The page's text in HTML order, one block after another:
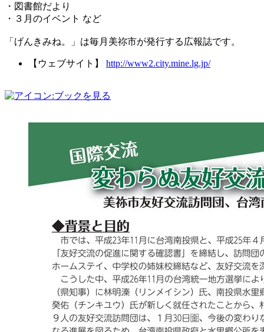
・図書館だより
・３月のイベント など
「げんきみね。」は毎月美祢市が発行する広報誌です。
【ウェブサイト】 http://www2.city.mine.lg.jp/